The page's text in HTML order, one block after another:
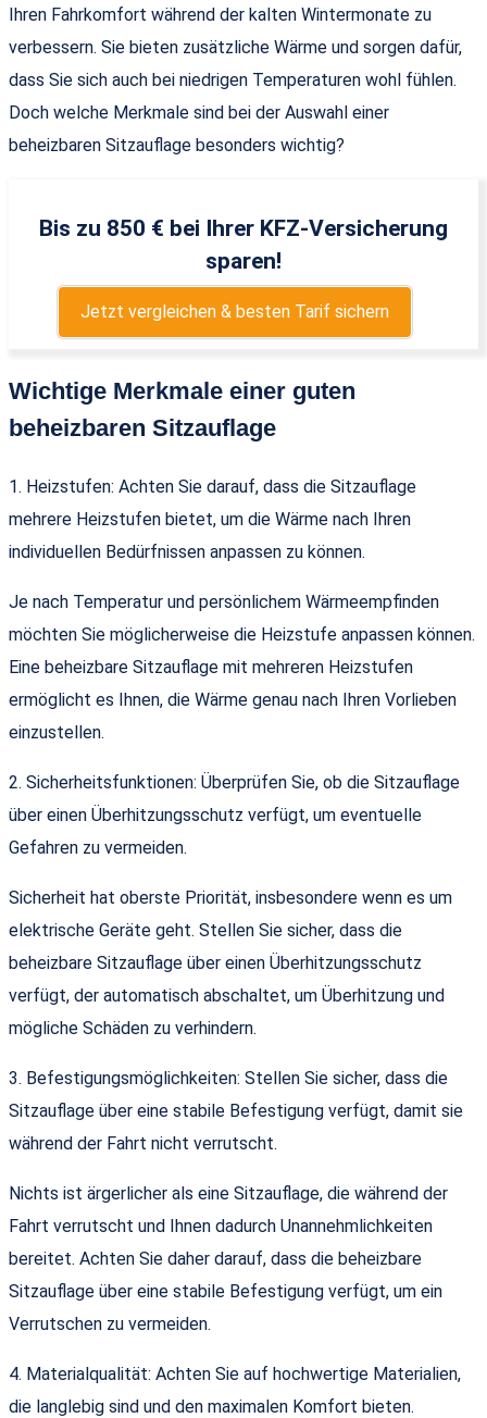
Ihren Fahrkomfort während der kalten Wintermonate zu
verbessern. Sie bieten zusätzliche Wärme und sorgen dafür,
dass Sie sich auch bei niedrigen Temperaturen wohl fühlen.
Doch welche Merkmale sind bei der Auswahl einer
beheizbaren Sitzauflage besonders wichtig?
Bis zu 850 € bei Ihrer KFZ-Versicherung
sparen!
Jetzt vergleichen & besten Tarif sichern
Wichtige Merkmale einer guten
beheizbaren Sitzauflage
1. Heizstufen: Achten Sie darauf, dass die Sitzauflage
mehrere Heizstufen bietet, um die Wärme nach Ihren
individuellen Bedürfnissen anpassen zu können.
Je nach Temperatur und persönlichem Wärmeempfinden
möchten Sie möglicherweise die Heizstufe anpassen können.
Eine beheizbare Sitzauflage mit mehreren Heizstufen
ermöglicht es Ihnen, die Wärme genau nach Ihren Vorlieben
einzustellen.
2. Sicherheitsfunktionen: Überprüfen Sie, ob die Sitzauflage
über einen Überhitzungsschutz verfügt, um eventuelle
Gefahren zu vermeiden.
Sicherheit hat oberste Priorität, insbesondere wenn es um
elektrische Geräte geht. Stellen Sie sicher, dass die
beheizbare Sitzauflage über einen Überhitzungsschutz
verfügt, der automatisch abschaltet, um Überhitzung und
mögliche Schäden zu verhindern.
3. Befestigungsmöglichkeiten: Stellen Sie sicher, dass die
Sitzauflage über eine stabile Befestigung verfügt, damit sie
während der Fahrt nicht verrutscht.
Nichts ist ärgerlicher als eine Sitzauflage, die während der
Fahrt verrutscht und Ihnen dadurch Unannehmlichkeiten
bereitet. Achten Sie daher darauf, dass die beheizbare
Sitzauflage über eine stabile Befestigung verfügt, um ein
Verrutschen zu vermeiden.
4. Materialqualität: Achten Sie auf hochwertige Materialien,
die langlebig sind und den maximalen Komfort bieten.